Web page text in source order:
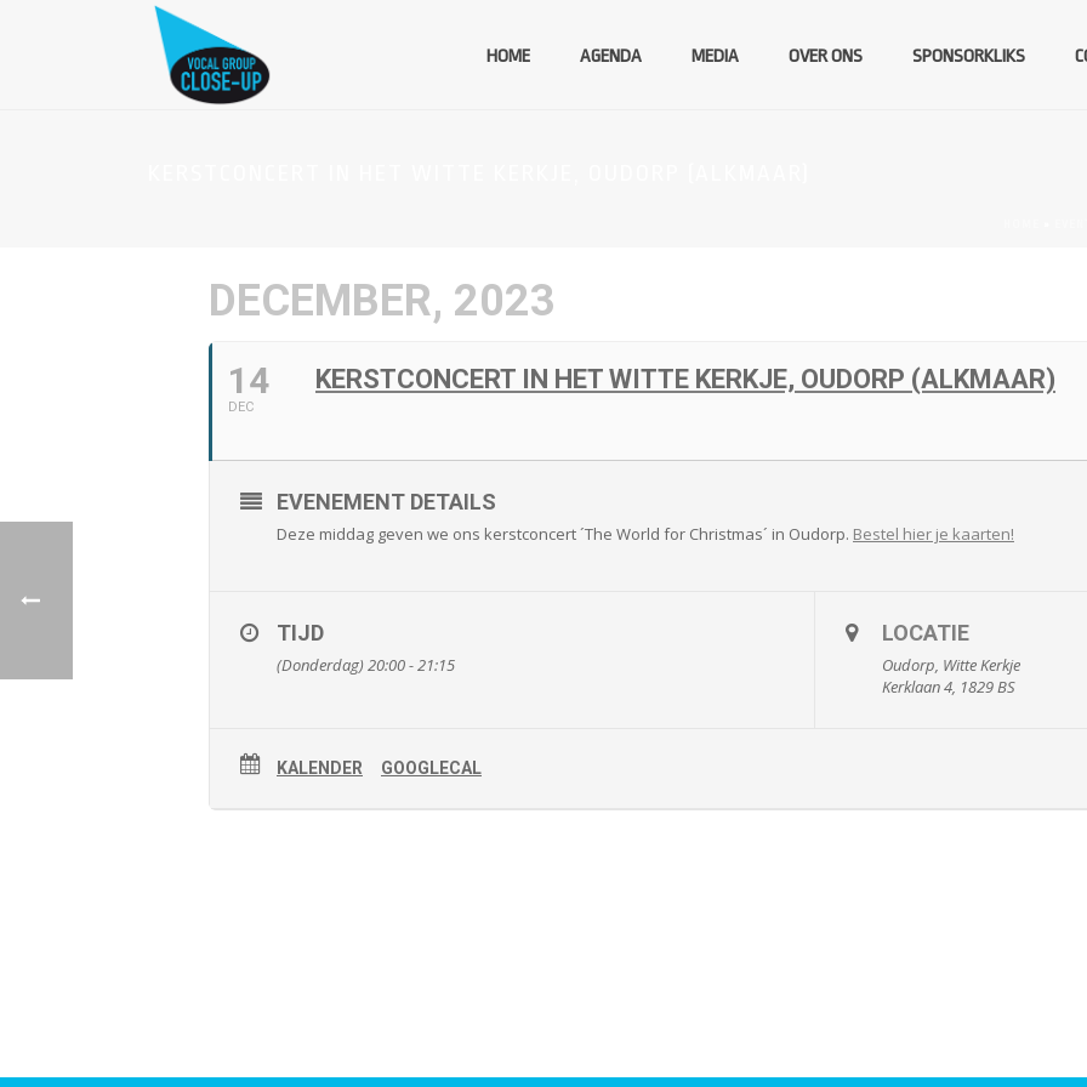
HOME AGENDA MEDIA OVER ONS SPONSORKLIKS
DECEMBER, 2023
14
DEC
KERSTCONCERT IN HET WITTE KERKJE, OUDORP (ALKMAAR)
EVENEMENT DETAILS
Deze middag geven we ons kerstconcert ´The World for Christmas´ in Oudorp. Bestel hier je kaarten!
TIJD
(Donderdag) 20:00 - 21:15
LOCATIE
Oudorp, Witte Kerkje
Kerklaan 4, 1829 BS
KALENDER GOOGLECAL